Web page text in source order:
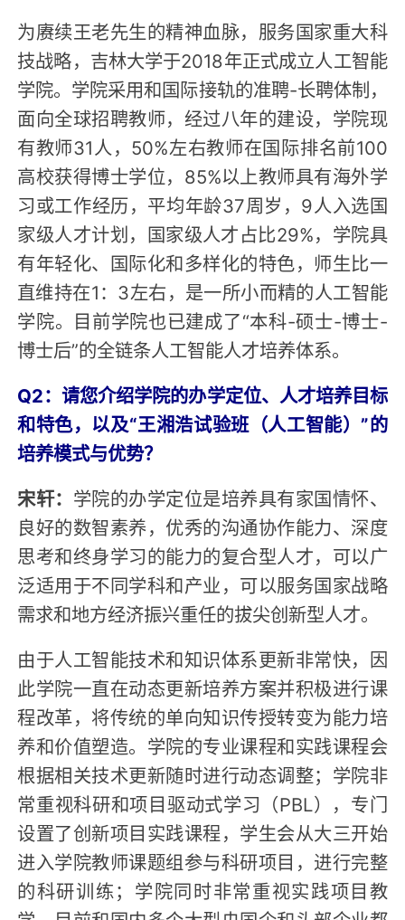
为赓续王老先生的精神血脉，服务国家重大科
技战略，吉林大学于2018年正式成立人工智能
学院。学院采用和国际接轨的准聘-长聘体制，
面向全球招聘教师，经过八年的建设，学院现
有教师31人，50%左右教师在国际排名前100
高校获得博士学位，85%以上教师具有海外学
习或工作经历，平均年龄37周岁，9人入选国
家级人才计划，国家级人才占比29%，学院具
有年轻化、国际化和多样化的特色，师生比一
直维持在1：3左右，是一所小而精的人工智能
学院。目前学院也已建成了“本科-硕士-博士-
博士后”的全链条人工智能人才培养体系。
Q2：请您介绍学院的办学定位、人才培养目标
和特色，以及“王湘浩试验班（人工智能）”的
培养模式与优势？
宋轩： 学院的办学定位是培养具有家国情怀、
良好的数智素养，优秀的沟通协作能力、深度
思考和终身学习的能力的复合型人才，可以广
泛适用于不同学科和产业，可以服务国家战略
需求和地方经济振兴重任的拔尖创新型人才。
由于人工智能技术和知识体系更新非常快，因
此学院一直在动态更新培养方案并积极进行课
程改革，将传统的单向知识传授转变为能力培
养和价值塑造。学院的专业课程和实践课程会
根据相关技术更新随时进行动态调整；学院非
常重视科研和项目驱动式学习（PBL），专门
设置了创新项目实践课程，学生会从大三开始
进入学院教师课题组参与科研项目，进行完整
的科研训练；学院同时非常重视实践项目教